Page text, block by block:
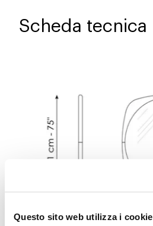
Questo sito web utilizza i cookie
Scheda tecnica